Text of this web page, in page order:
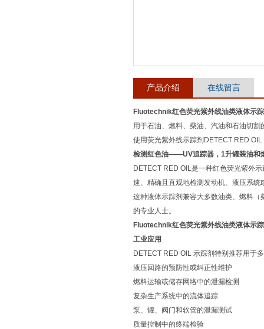
产品介绍 在线留言
Fluotechnik红色荧光紫外线油类液体示
用于石油、燃料、柴油、汽油和石油切
使用荧光紫外线示踪剂DETECT RED
检测红色油——UV追踪器，1升罐装油和
DETECT RED OIL是一种红色荧光紫外
速、精确且直观地检测发动机、液压系
这种液体示踪剂兼容大多数油类、燃料
的专业人士。
Fluotechnik红色荧光紫外线油类液体示
工业应用
DETECT RED OIL 示踪剂特别推荐用于
液压回路的预防性或纠正性维护
燃料运输或储存网络中的泄漏检测
复杂生产系统中的流体追踪
泵、罐、阀门和软管的泄漏测试
质量控制中的终端检验